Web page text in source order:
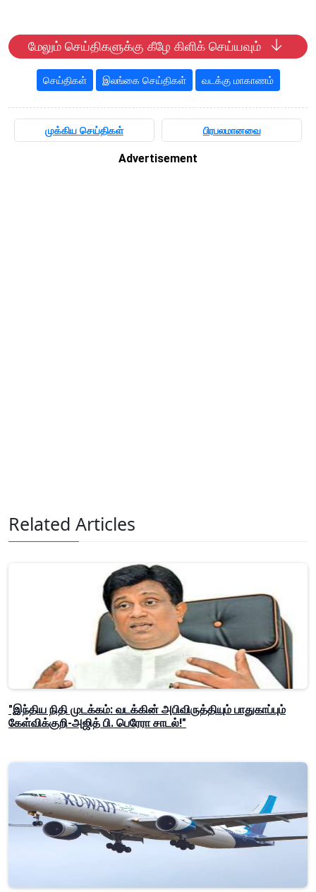
மேலும் செய்திகளுக்கு கீழே கிளிக் செய்யவும்
செய்திகள் இலங்கை செய்திகள் வடக்கு மாகாணம்
முக்கிய செய்திகள் பிரபலமானவை
Advertisement
Related Articles
"இந்திய நிதி முடக்கம்: வடக்கின் அபிவிருத்தியும் பாதுகாப்பும்
கேள்விக்குறி-அஜித் பி. பெரேரா சாடல்!"